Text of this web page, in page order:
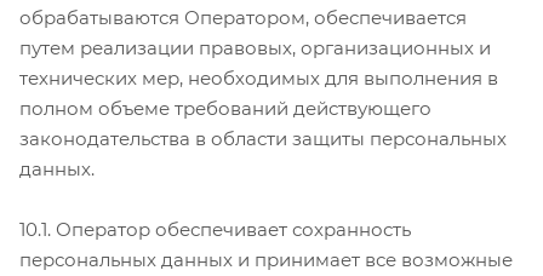
обрабатываются Оператором, обеспечивается
путем реализации правовых, организационных и
технических мер, необходимых для выполнения в
полном объеме требований действующего
законодательства в области защиты персональных
данных.
10.1. Оператор обеспечивает сохранность
персональных данных и принимает все возможные